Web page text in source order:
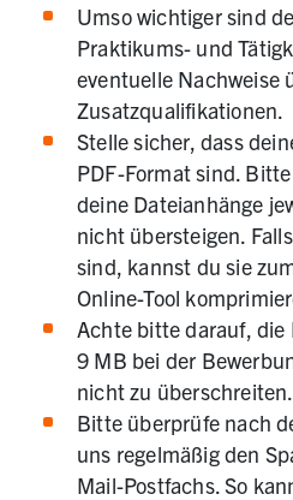
Umso wichtiger sind
Praktikums- und
eventuelle Nachweise
Zusatzqualifikationen.
Stelle sicher, dass
PDF-Format sind.
deine Dateianhänge
nicht übersteigen.
sind, kannst du sie
Online-Tool
Achte bitte darauf, die
9 MB bei der
nicht zu überschreiten.
Bitte überprüfe nach
uns regelmäßig den
Mail-Postfachs. So